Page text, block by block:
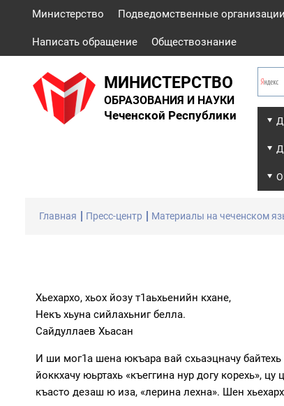
Министерство Подведомственные организации
Написать обращение Обществознание
МИНИСТЕРСТВО
ОБРАЗОВАНИЯ И НАУКИ
Чеченской Республики
Главная Пресс-центр Материалы на чеченском
Хьехархо, хьох йозу т1аьхьенийн кхане,
Некъ хьуна сийлахьниг белла.
Сайдуллаев Хьасан
И ши мог1а шена юкъара вай схьаэцначу
йоккхачу юьртахь «къеггина нур догу корехь»,
къасто дезаш ю иза, «лерина лехна». Шен